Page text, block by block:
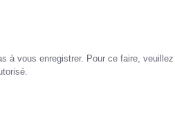
à vous enregistrer. Pour ce faire,